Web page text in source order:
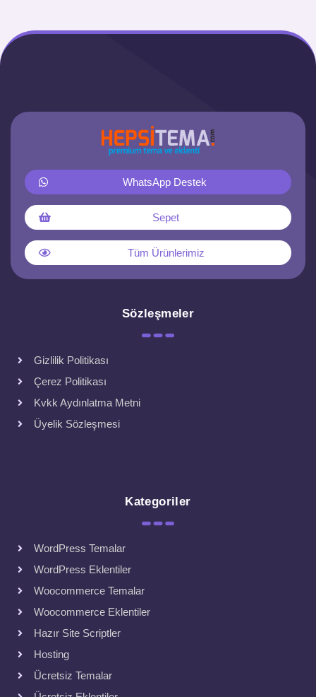
WhatsApp Destek
Sepet
Tüm Ürünlerimiz
Sözleşmeler
Gizlilik Politikası
Çerez Politikası
Kvkk Aydınlatma Metni
Üyelik Sözleşmesi
Kategoriler
WordPress Temalar
WordPress Eklentiler
Woocommerce Temalar
Woocommerce Eklentiler
Hazır Site Scriptler
Hosting
Ücretsiz Temalar